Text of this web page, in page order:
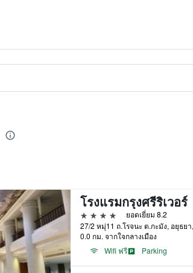
โรงแรมกรุงศรีริเวอร์
4 ดาว
ยอดเยี่ยม 8.2
27/2 หมุ่11 ถ.โรจนะ ต.กะมัง, อยุธย
0.0 กม. จากใจกลางเมือง
Wifi ฟรี
Parking